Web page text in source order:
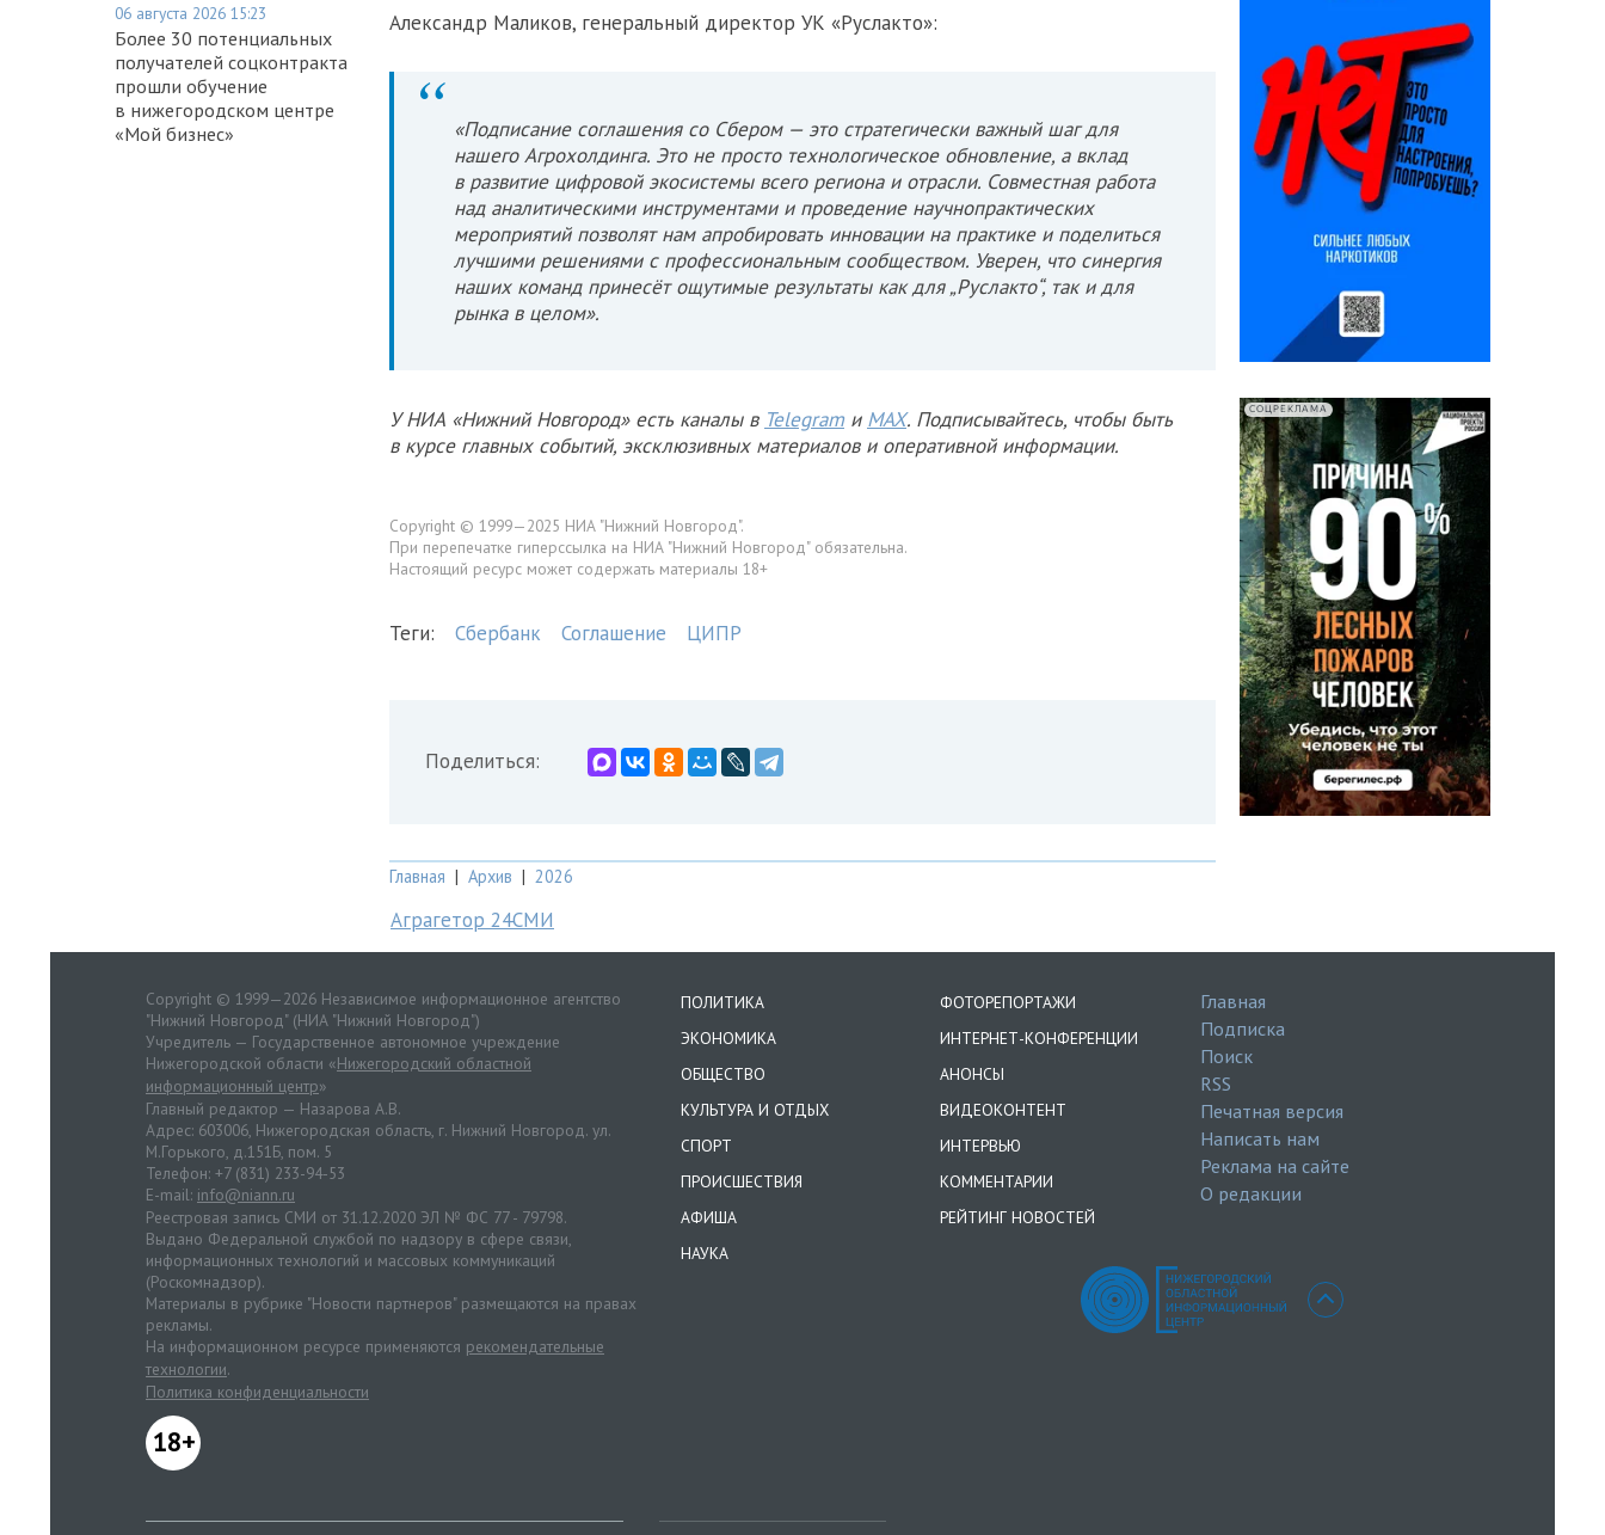
06 августа 2026 15:23
Более 30 потенциальных
получателей соцконтракта
прошли обучение
в нижегородском центре
«Мой бизнес»
Александр Маликов, генеральный директор УК «Руслакто»:
«Подписание соглашения со Сбером — это стратегически важный шаг для
нашего Агрохолдинга. Это не просто технологическое обновление, а вклад
в развитие цифровой экосистемы всего региона и отрасли. Совместная работа
над аналитическими инструментами и проведение научнопрактических
мероприятий позволят нам апробировать инновации на практике и поделиться
лучшими решениями с профессиональным сообществом. Уверен, что синергия
наших команд принесёт ощутимые результаты как для „Руслакто“, так и для
рынка в целом».
У НИА «Нижний Новгород» есть каналы в Telegram и MAX. Подписывайтесь, чтобы быть
в курсе главных событий, эксклюзивных материалов и оперативной информации.
Copyright © 1999—2025 НИА "Нижний Новгород".
При перепечатке гиперссылка на НИА "Нижний Новгород" обязательна.
Настоящий ресурс может содержать материалы 18+
Теги: Сбербанк Соглашение ЦИПР
Поделиться:
Главная | Архив | 2026
Аграгетор 24СМИ
СОЦРЕКЛАМА
Copyright © 1999—2026 Независимое информационное агентство
"Нижний Новгород" (НИА "Нижний Новгород")
Учредитель — Государственное автономное учреждение
Нижегородской области «Нижегородский областной
информационный центр»
Главный редактор — Назарова А.В.
Адрес: 603006, Нижегородская область, г. Нижний Новгород. ул.
М.Горького, д.151Б, пом. 5
Телефон: +7 (831) 233-94-53
E-mail: info@niann.ru
Реестровая запись СМИ от 31.12.2020 ЭЛ № ФС 77 - 79798.
Выдано Федеральной службой по надзору в сфере связи,
информационных технологий и массовых коммуникаций
(Роскомнадзор).
Материалы в рубрике "Новости партнеров" размещаются на правах
рекламы.
На информационном ресурсе применяются рекомендательные
технологии.
Политика конфиденциальности
18+
ПОЛИТИКА
ЭКОНОМИКА
ОБЩЕСТВО
КУЛЬТУРА И ОТДЫХ
СПОРТ
ПРОИСШЕСТВИЯ
АФИША
НАУКА
ФОТОРЕПОРТАЖИ
ИНТЕРНЕТ-КОНФЕРЕНЦИИ
АНОНСЫ
ВИДЕОКОНТЕНТ
ИНТЕРВЬЮ
КОММЕНТАРИИ
РЕЙТИНГ НОВОСТЕЙ
Главная
Подписка
Поиск
RSS
Печатная версия
Написать нам
Реклама на сайте
О редакции